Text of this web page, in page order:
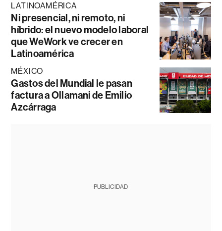
LATINOAMÉRICA
Ni presencial, ni remoto, ni
híbrido: el nuevo modelo laboral
que WeWork ve crecer en
Latinoamérica
MÉXICO
Gastos del Mundial le pasan
factura a Ollamani de Emilio
Azcárraga
PUBLICIDAD